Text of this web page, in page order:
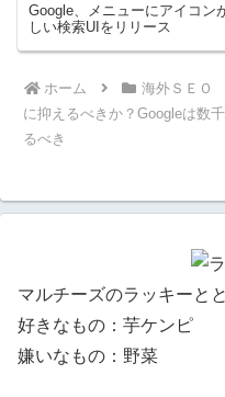
Google、メニューにアイコン
しい検索UIをリリース
ホーム 海外ＳＥＯ
に抑えるべきか？Googleは数
るべき
マルチーズのラッキーと
好きなもの：芋ケンピ
嫌いなもの：野菜